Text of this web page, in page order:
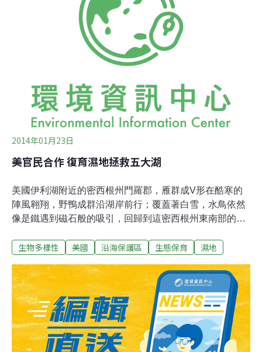
民團體昨召開記者會，反對大安媽祖園區。台中市觀光局
觀光工程科長劉來旺強調，農委會將西部外海劃設為白海
豚保護區，為求慎重，上月特定行文台中市環保局，徵詢
是否需進行環評，目前已收到回文，依法不需環評。
2014年01月23日
美官民合作 復育濕地拯救五大湖
美國伊利湖附近的密西根州門羅郡，雁群成V形在酷寒的
陣風翱翔，野鴨成群沿湖岸前行；覆蓋著白雪，水鳥依然
像是鐵遇到磁石般的吸引，回歸到這密西根州東南部的濕
成果之一。歷經數十年的政府機構和民間團體協力，透過
利沼澤（Erie Marsh）已成為野生動物的美好家園，並成
功限制外來入侵植物蔓延。美加聯手 保護濕地喚回濕地是
歐巴馬政府恢復大湖倡議（Great Lakes Restoration
Initiative）的主要目標之一，該計畫主要關注五大湖區的
環境問題。同時去年美國和加拿大簽署了一項協議，目的
是提升湖泊的水質，以進一步促進濕​​地發展。美國環境保
生物多樣性 美國 沿海保護區 生態保育 濕地